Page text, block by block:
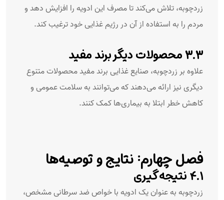
زردچوبه، تلاش می‌کند تا مصرف این ادویه را افزایش دهد و
مردم را به استفاده از آن در رژیم غذایی خود ترغیب کند.
۳.۳ محصولات دیگر برند مفید
علاوه بر زردچوبه، صنایع غذایی برند مفید محصولات متنوع
دیگری نیز ارائه می‌دهند که می‌توانند به سلامت عمومی و
کاهش خطر ابتلا به بیماری‌ها کمک کنند.
فصل چهارم: نتایج و توصیه‌ها
۴.۱ نتیجه‌گیری
زردچوبه به عنوان یک ادویه با خواص ضد سرطانی مشخص،